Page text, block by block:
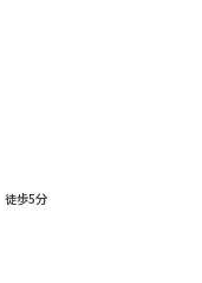
徒歩5分